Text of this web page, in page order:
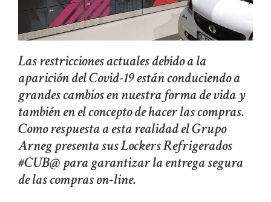
Las restricciones actuales debido a la
aparición del Covid-19 están conduciendo a
grandes cambios en nuestra forma de vida y
también en el concepto de hacer las compras.
Como respuesta a esta realidad el Grupo
Arneg presenta sus Lockers Refrigerados
#CUB@ para garantizar la entrega segura
de las compras on-line.